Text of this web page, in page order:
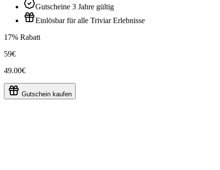
Gutscheine 3 Jahre gültig
Einlösbar für alle Triviar Erlebnisse
17% Rabatt
59€
49.00€
Gutschein kaufen